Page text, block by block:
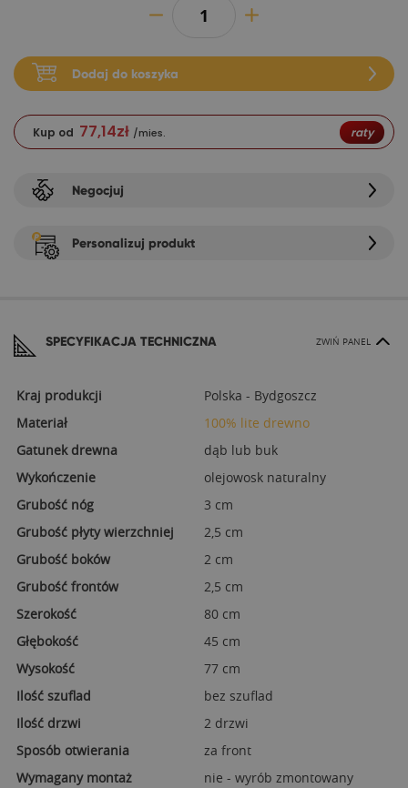
Dodaj do koszyka
Kup od 77,14zł /mies. raty
Negocjuj
Personalizuj produkt
SPECYFIKACJA TECHNICZNA ZWIŃ PANEL
Kraj produkcji
Polska - Bydgoszcz
Materiał
100% lite drewno
Gatunek drewna
dąb lub buk
Wykończenie
olejowosk naturalny
Grubość nóg
3 cm
Grubość płyty wierzchniej
2,5 cm
Grubość boków
2 cm
Grubość frontów
2,5 cm
Szerokość
80 cm
Głębokość
45 cm
Wysokość
77 cm
Ilość szuflad
bez szuflad
Ilość drzwi
2 drzwi
Sposób otwierania
za front
Wymagany montaż
nie - wyrób zmontowany